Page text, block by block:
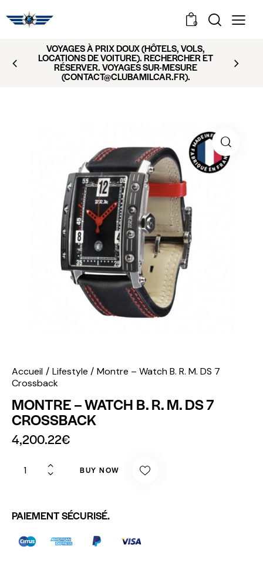
0
VOYAGES À PRIX DOUX (HÔTELS, VOLS,
LOCATIONS DE VOITURE). RECHERCHER ET
RÉSERVER. VOYAGES SUR-MESURE
(CONTACT@CLUBAMILCAR.FR).
Accueil Lifestyle
Montre – Watch B. R. M. DS 7
Crossback
MONTRE – WATCH B. R. M. DS 7
CROSSBACK
4,200.22€
BUY NOW
PAIEMENT SÉCURISÉ.